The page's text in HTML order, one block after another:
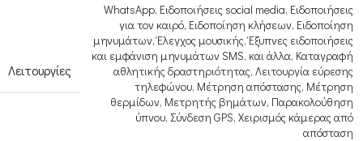
Λειτουργίες
WhatsApp, Ειδοποιήσεις social media, Ειδοποιήσεις
για τον καιρό, Ειδοποίηση κλήσεων, Ειδοποίηση
μηνυμάτων,Έλεγχος μουσικής,Έξυπνες ειδοποιήσεις
και εμφάνιση μηνυμάτων SMS, και άλλα, Καταγραφή
αθλητικής δραστηριότητας, Λειτουργία εύρεσης
τηλεφώνου, Μέτρηση απόστασης, Μέτρηση
θερμίδων, Μετρητής βημάτων, Παρακολούθηση
ύπνου, Σύνδεση GPS, Χειρισμός κάμερας από
απόσταση